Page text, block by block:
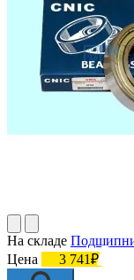
На складе
Цена
3 741₽